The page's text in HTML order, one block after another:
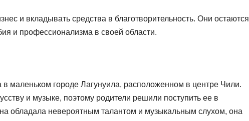
и вкладывать средства в благотворительность. Они остаются
и профессионализма в своей области.
в маленьком городе Лагунуила, расположенном в центре Чили.
и музыке, поэтому родители решили поступить ее в
обладала невероятным талантом и музыкальным слухом, она